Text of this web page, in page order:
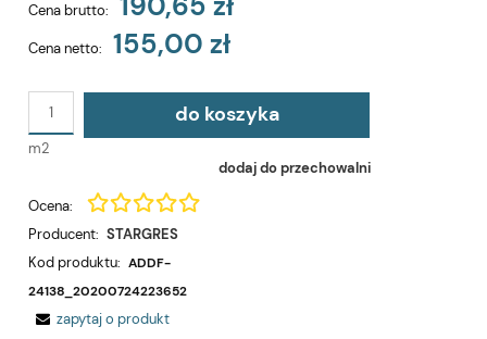
Cena brutto:
Cena netto: 155,00 zł
m2
do koszyka
dodaj do przechowalni
Ocena:
Producent: STARGRES
Kod produktu: ADDF-
24138_20200724223652
zapytaj o produkt